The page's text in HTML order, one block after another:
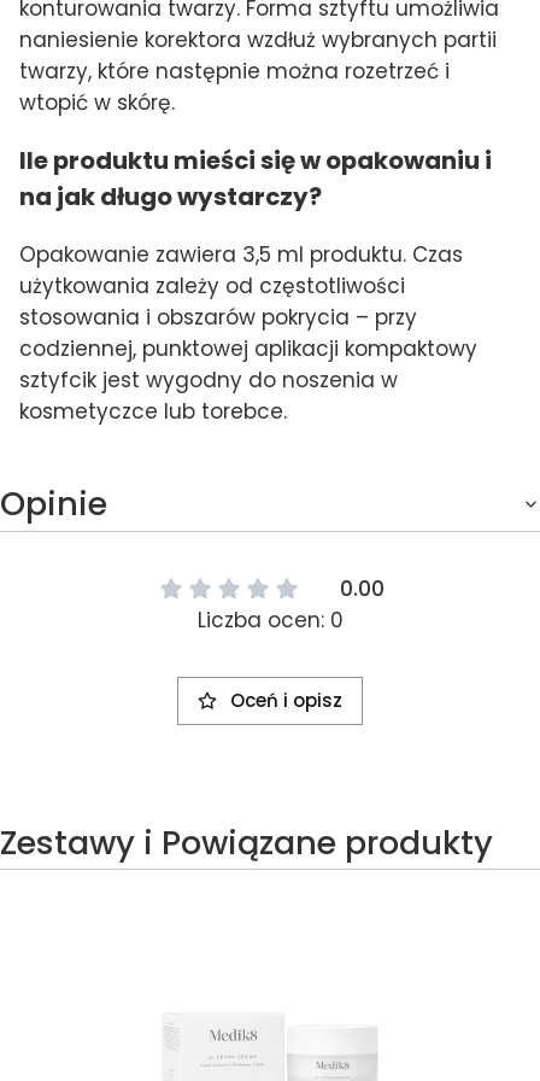
konturowania twarzy. Forma sztyftu umożliwia
naniesienie korektora wzdłuż wybranych partii
twarzy, które następnie można rozetrzeć i
wtopić w skórę.
Ile produktu mieści się w opakowaniu i
na jak długo wystarczy?
Opakowanie zawiera 3,5 ml produktu. Czas
użytkowania zależy od częstotliwości
stosowania i obszarów pokrycia – przy
codziennej, punktowej aplikacji kompaktowy
sztyfcik jest wygodny do noszenia w
kosmetyczce lub torebce.
Opinie
0.00
Liczba ocen: 0
Oceń i opisz
Zestawy i Powiązane produkty